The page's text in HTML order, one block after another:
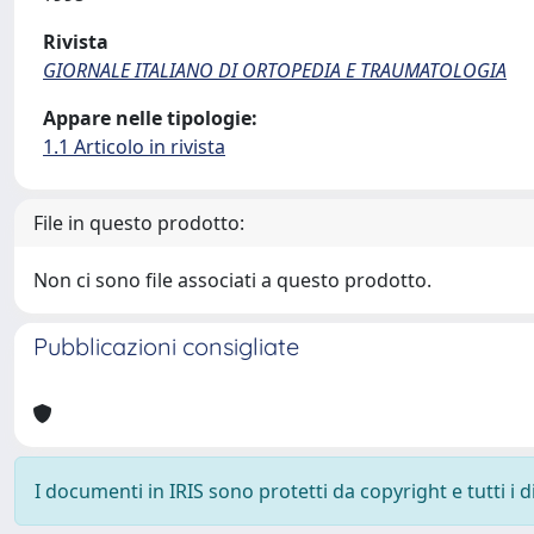
Rivista
GIORNALE ITALIANO DI ORTOPEDIA E TRAUMATOLOGIA
Appare nelle tipologie:
1.1 Articolo in rivista
File in questo prodotto:
Non ci sono file associati a questo prodotto.
Pubblicazioni consigliate
I documenti in IRIS sono protetti da copyright e tutti i